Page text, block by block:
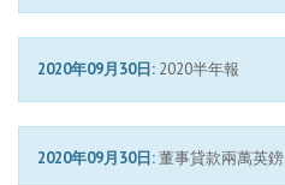
2020年09月30日: 2020半年報
2020年09月30日:董事貸款兩萬英鎊